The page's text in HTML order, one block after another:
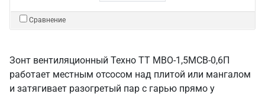
Сравнение
Зонт вентиляционный Техно ТТ МВО-1,5МСВ-0,6П
работает местным отсосом над плитой или мангалом
и затягивает разогретый пар с гарью прямо у